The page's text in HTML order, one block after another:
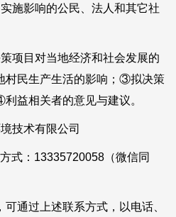
施影响的公民、法人和其它社
项目对当地经济和社会发展的
村民生产生活的影响；③拟决策
益相关者的意见与建议。
技术有限公司
：13335720058（微信同
通过上述联系方式，以电话、